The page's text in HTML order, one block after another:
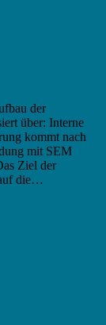
der
über: Interne
kommt nach
mit SEM
Ziel der
die…